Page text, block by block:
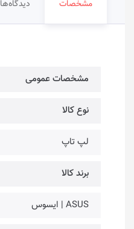
مشخصات دیدگاه‌ها
مشخصات عمومی
نوع کالا
لپ تاپ
برند کالا
ASUS | ایسوس